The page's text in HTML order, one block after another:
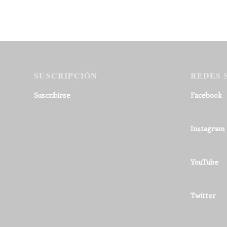
SUSCRIPCIÓN
Suscribirse
REDES
Facebook
Instagram
YouTube
Twitter